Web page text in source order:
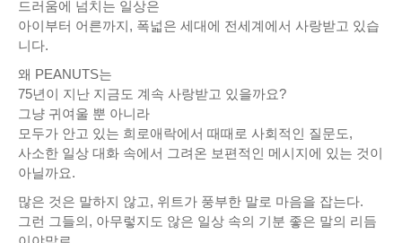
드러움에 넘치는 일상은
아이부터 어른까지, 폭넓은 세대에 전세계에서 사랑받고 있습
니다.
왜 PEANUTS는
75년이 지난 지금도 계속 사랑받고 있을까요?
그냥 귀여울 뿐 아니라
모두가 안고 있는 희로애락에서 때때로 사회적인 질문도,
사소한 일상 대화 속에서 그려온 보편적인 메시지에 있는 것이
아닐까요.
많은 것은 말하지 않고, 위트가 풍부한 말로 마음을 잡는다.
그런 그들의, 아무렇지도 않은 일상 속의 기분 좋은 말의 리듬